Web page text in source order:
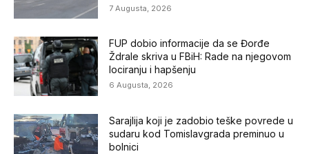
7 Augusta, 2026
FUP dobio informacije da se Đorđe
Ždrale skriva u FBiH: Rade na njegovom
lociranju i hapšenju
6 Augusta, 2026
Sarajlija koji je zadobio teške povrede u
sudaru kod Tomislavgrada preminuo u
bolnici